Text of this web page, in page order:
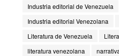
Industria editorial de Venezuela
Industria editorial Venezolana
Literatura de Venezuela
literatura venezolana